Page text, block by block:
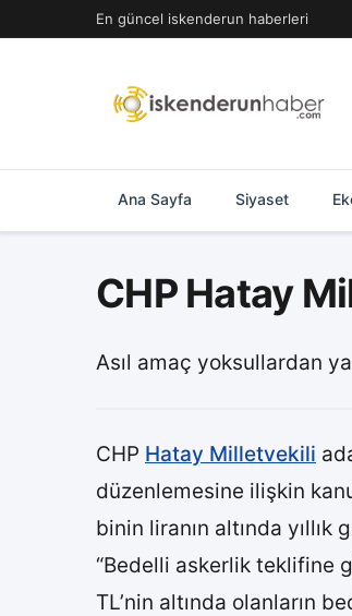
geç
En güncel iskenderun haberleri
Ana Sayfa Siyaset
CHP Hatay
Asıl amaç yoksullardan
CHP Hatay Milletvekili
düzenlemesine ilişkin
binin liranın altında
“Bedelli askerlik teklifine
TL’nin altında olanların